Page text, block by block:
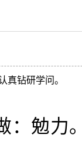
真钻研学问。
：勉力